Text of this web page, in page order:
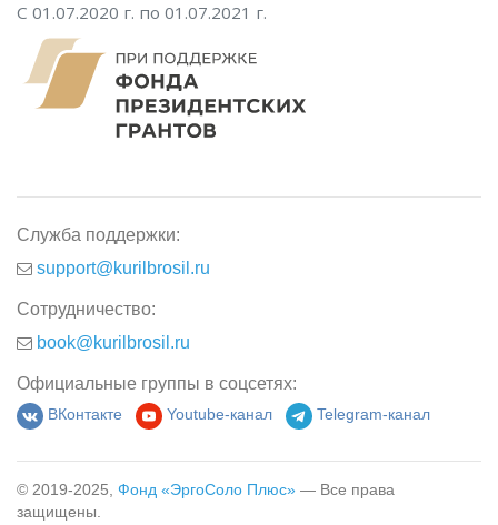
С 01.07.2020 г. по 01.07.2021 г.
Служба поддержки:
support@kurilbrosil.ru
Сотрудничество:
book@kurilbrosil.ru
Официальные группы в соцсетях:
ВКонтакте Youtube-канал Telegram-канал
© 2019-2025, Фонд «ЭргоСоло Плюс» — Все права
защищены.